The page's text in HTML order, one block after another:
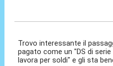
Trovo interessante il
pagato come un "DS di
lavora per soldi" e gli sta